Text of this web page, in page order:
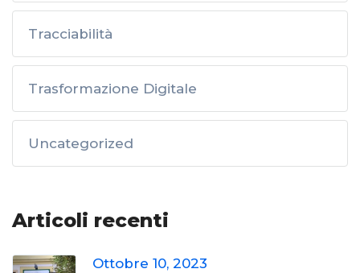
Tracciabilità
Trasformazione Digitale
Uncategorized
Articoli recenti
Ottobre 10, 2023